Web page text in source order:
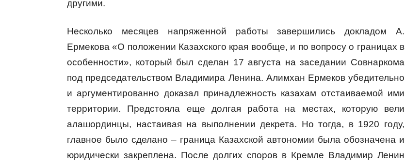
другими.
Несколько месяцев напряженной работы завершились докладом А.
Ермекова «О положении Казахского края вообще, и по вопросу о границах в
особенности», который был сделан 17 августа на заседании Совнаркома
под председательством Владимира Ленина. Алимхан Ермеков убедительно
и аргументированно доказал принадлежность казахам отстаиваемой ими
территории. Предстояла еще долгая работа на местах, которую вели
алашординцы, настаивая на выполнении декрета. Но тогда, в 1920 году,
главное было сделано – граница Казахской автономии была обозначена и
юридически закреплена. После долгих споров в Кремле Владимир Ленин